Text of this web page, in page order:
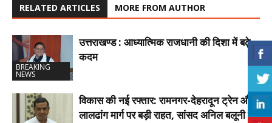
RELATED ARTICLES MORE FROM AUTHOR
BREAKING
NEWS
उत्तराखण्ड : आध्यात्मिक राजधानी की दिशा में बढ़े
कदम
विकास की नई रफ्तार: रामनगर-देहरादून ट्रेन और
लालढांग मार्ग पर बड़ी राहत, सांसद अनिल बलूनी ने